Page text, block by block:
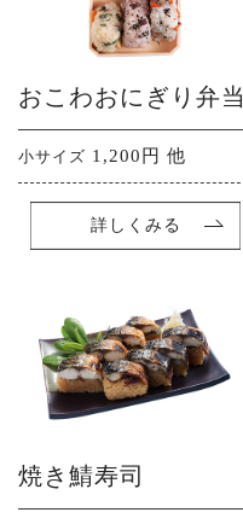
おこわおにぎり弁当
小サイズ 1,200円 他
詳しくみる
焼き鯖寿司